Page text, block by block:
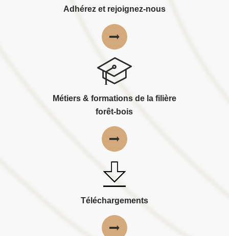
Adhérez et rejoignez-nous
Métiers & formations de la filière
forêt-bois
Téléchargements